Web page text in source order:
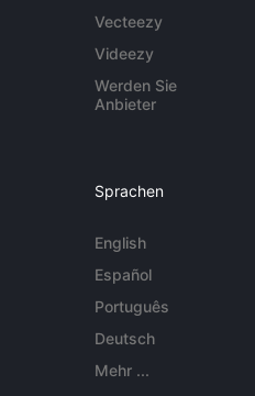
Vecteezy
Videezy
Werden Sie
Anbieter
Sprachen
English
Español
Português
Deutsch
Mehr ...